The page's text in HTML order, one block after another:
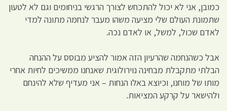
כמובן, אני לא יכול להתכחש לצורך הרגשי בניחומים וגם לא לטעון
שתמונת העולם שלי מציעה משהו מעבר לנחמה מתונה למדי
לאדם שכול, למשל, או לאדם נכה.
אבל כשהנחמה שהרעיון הזה אמור להציע מבוסס על ההנחה
הבלתי מתקבלת מבחינה נוירולוגית שאנחנו ממשיכים לחיות אחרי
מותו של מוחנו, וכיוצא באלו הנחות – אני מעדיף שלא להינחם
ולהישאר על קרקע המציאות.